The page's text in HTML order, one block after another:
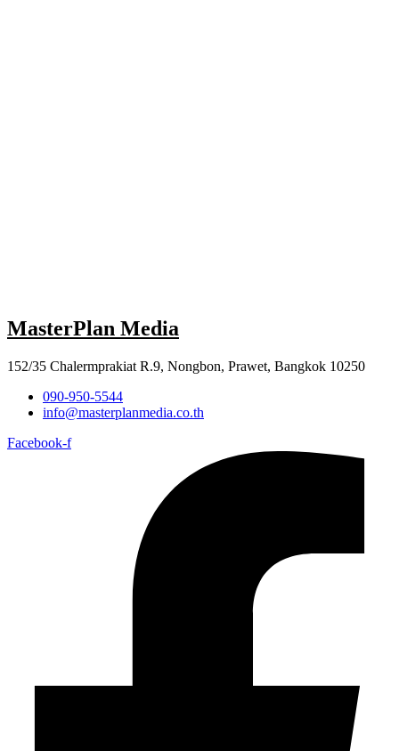
MasterPlan Media
152/35 Chalermprakiat R.9, Nongbon, Prawet, Bangkok 10250
090-950-5544
info@masterplanmedia.co.th
Facebook-f